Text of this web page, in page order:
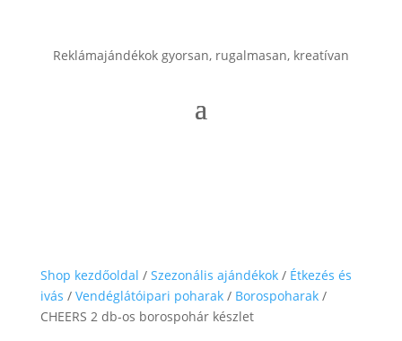
Reklámajándékok gyorsan, rugalmasan, kreatívan
Shop kezdőoldal / Szezonális ajándékok/ Étkezés és
ivás / Vendéglátóipari poharak/ Borospoharak/
CHEERS 2 db-os borospohár készlet